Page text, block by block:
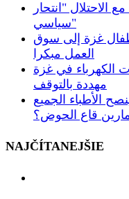
الاحتلال "انتحار
سياسي"
غزة إلى سوق
العمل مبكرا
الكهرباء في غزة
مهددة بالتوقف
الأطباء الجميع
قاع الحوض؟
NAJČÍTANEJŠIE